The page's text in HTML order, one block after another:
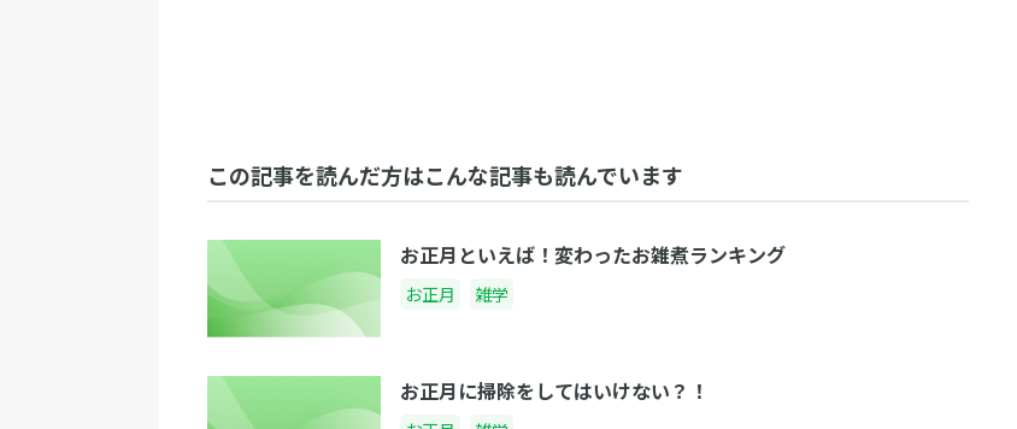
この記事を読んだ方はこんな記事も読んでいます
お正月といえば！変わったお雑煮ランキング
お正月 雑学
お正月に掃除をしてはいけない？！